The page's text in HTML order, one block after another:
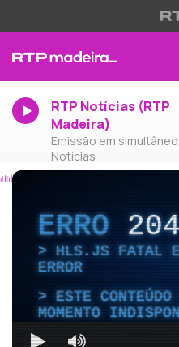
RTP Notícias (RTP
Madeira)
Emissão em
Notícias
ERRO
HLS.JS FATAL
ERROR
ESTE
MOMENTO